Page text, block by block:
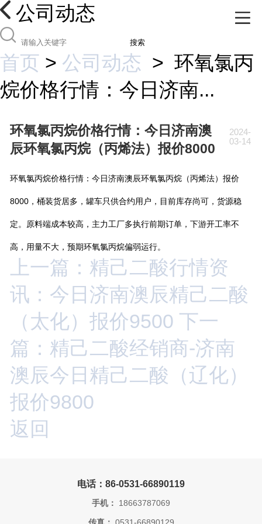
公司动态
搜索
首页 > 公司动态 > 环氧氯丙
烷价格行情：今日济南...
环氧氯丙烷价格行情：今日济南澳
辰环氧氯丙烷（丙烯法）报价8000
2024-
03-14
环氧氯丙烷价格行情：今日济南澳辰环氧氯丙烷（丙烯法）报价
8000，桶装货居多，罐车只供合约用户，目前库存尚可，货源稳
定。原料端成本较高，主力工厂多执行前期订单，下游开工率不
高，用量不大，预期环氧氯丙烷偏弱运行。
上一篇：精己二酸行情资
讯：今日济南澳辰精己二酸
（太化）报价9500 下一
篇：精己二酸经销商-济南
澳辰今日精己二酸（辽化）
报价9800
返回
电话：86-0531-66890119
手机： 18663787069